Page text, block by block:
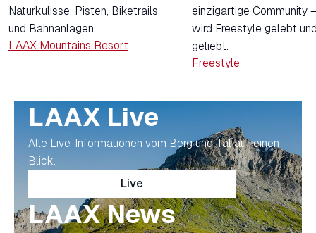
Naturkulisse, Pisten, Biketrails
und Bahnanlagen.
LAAX Mountains Resort
einzigartige Community
wird Freestyle gelebt
geliebt.
Freestyle
LAAX Live
Alle Live-Informationen vom Berg und Tal auf einen
Blick.
Live
LAAX News